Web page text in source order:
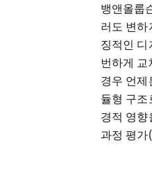
뱅앤올룹
러도 변
징적인
번하게
경우 언
듈형 구
경적 영
과정 평